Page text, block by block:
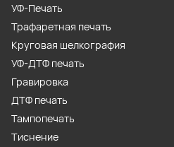
УФ-Печать
Трафаретная печать
Круговая шелкография
УФ-ДТФ печать
Гравировка
ДТФ печать
Тампопечать
Тиснение